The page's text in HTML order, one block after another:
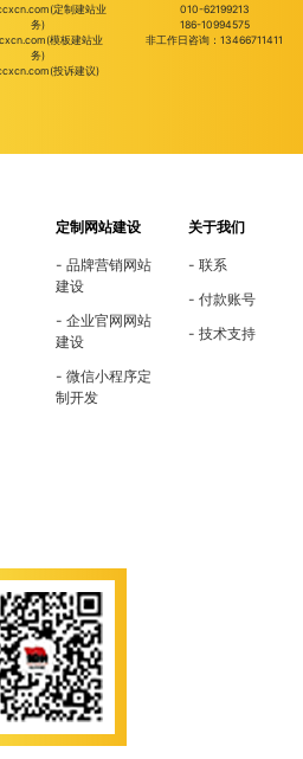
定制建站业
务)
模板建站业
务)
投诉建议)
010-62199213
186-10994575
非工作日咨询：13466711411
定制网站建设
品牌营销网站
建设
企业官网网站
建设
微信小程序定
制开发
关于我们
联系
付款账号
技术支持